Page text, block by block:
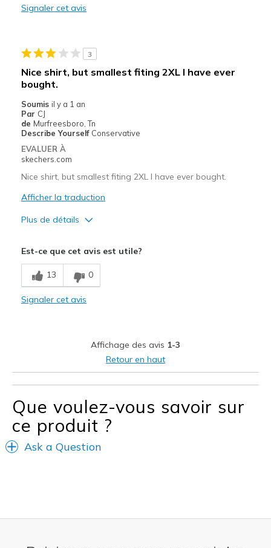
Casual Wear
Special Occasions
Travel
Width
Sizing
Signaler cet avis
3
Nice shirt, but smallest fiting 2XL I have ever
bought.
Soumis il y a 1 an
Par CJ
de Murfreesboro, Tn
Describe Yourself Conservative
EVALUER À
skechers.com
Nice shirt, but smallest fiting 2XL I have ever bought.
Afficher la traduction
Plus de détails
Sizing
Feels full size too small
Est-ce que cet avis est utile?
13 0
Signaler cet avis
Affichage des avis 1-3
Retour en haut
Que voulez-vous savoir sur
ce produit ?
Ask a Question